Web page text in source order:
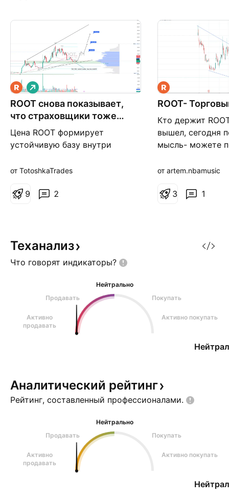
ROOT снова показывает,
что страховщики тоже
умеют удивлять
Цена ROOT формирует
устойчивую базу внутри
удерживается над важной
80.65. Здесь же проходит
что усиливает значимость
стабильно проявляет себя в э
Д
л
и
н
я
от TotoshkaTrades
2
9
ROOT-
Кто держит
вышел, сегодня
мысль- можете
канала) со
от artem.nbamusic
1
3
Теханализ
Что говорят индикаторы?
Нейтрально
Продавать
Покупать
Активно
продавать
Активно покупать
Аналитический рейтинг
Рейтинг, составленный профессионалами.
Нейтрально
Продавать
Покупать
Активно
продавать
Активно покупать